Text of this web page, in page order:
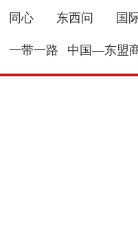
同心 东西问 国
一带一路 中国—东盟